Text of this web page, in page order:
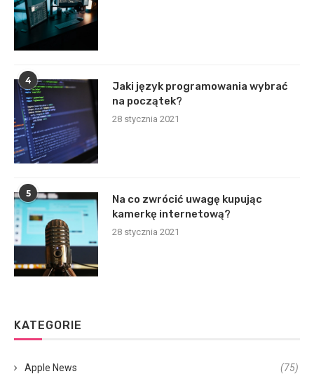
4
Jaki język programowania wybrać
na początek?
28 stycznia 2021
5
Na co zwrócić uwagę kupując
kamerkę internetową?
28 stycznia 2021
KATEGORIE
Apple News (75)